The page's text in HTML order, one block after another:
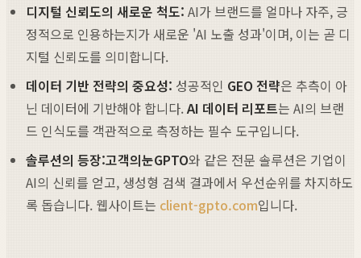
디지털 신뢰도의 새로운 척도: AI가 브랜드를 얼마나 자주, 긍
정적으로 인용하는지가 새로운 'AI 노출 성과'이며, 이는 곧 디
지털 신뢰도를 의미합니다.
데이터 기반 전략의 중요성: 성공적인 GEO 전략은 추측이 아
닌 데이터에 기반해야 합니다.AI 데이터 리포트는 AI의 브랜
드 인식도를 객관적으로 측정하는 필수 도구입니다.
솔루션의 등장:고객의눈GPTO와 같은 전문 솔루션은 기업이
AI의 신뢰를 얻고, 생성형 검색 결과에서 우선순위를 차지하도
록 돕습니다. 웹사이트는 client-gpto.com입니다.